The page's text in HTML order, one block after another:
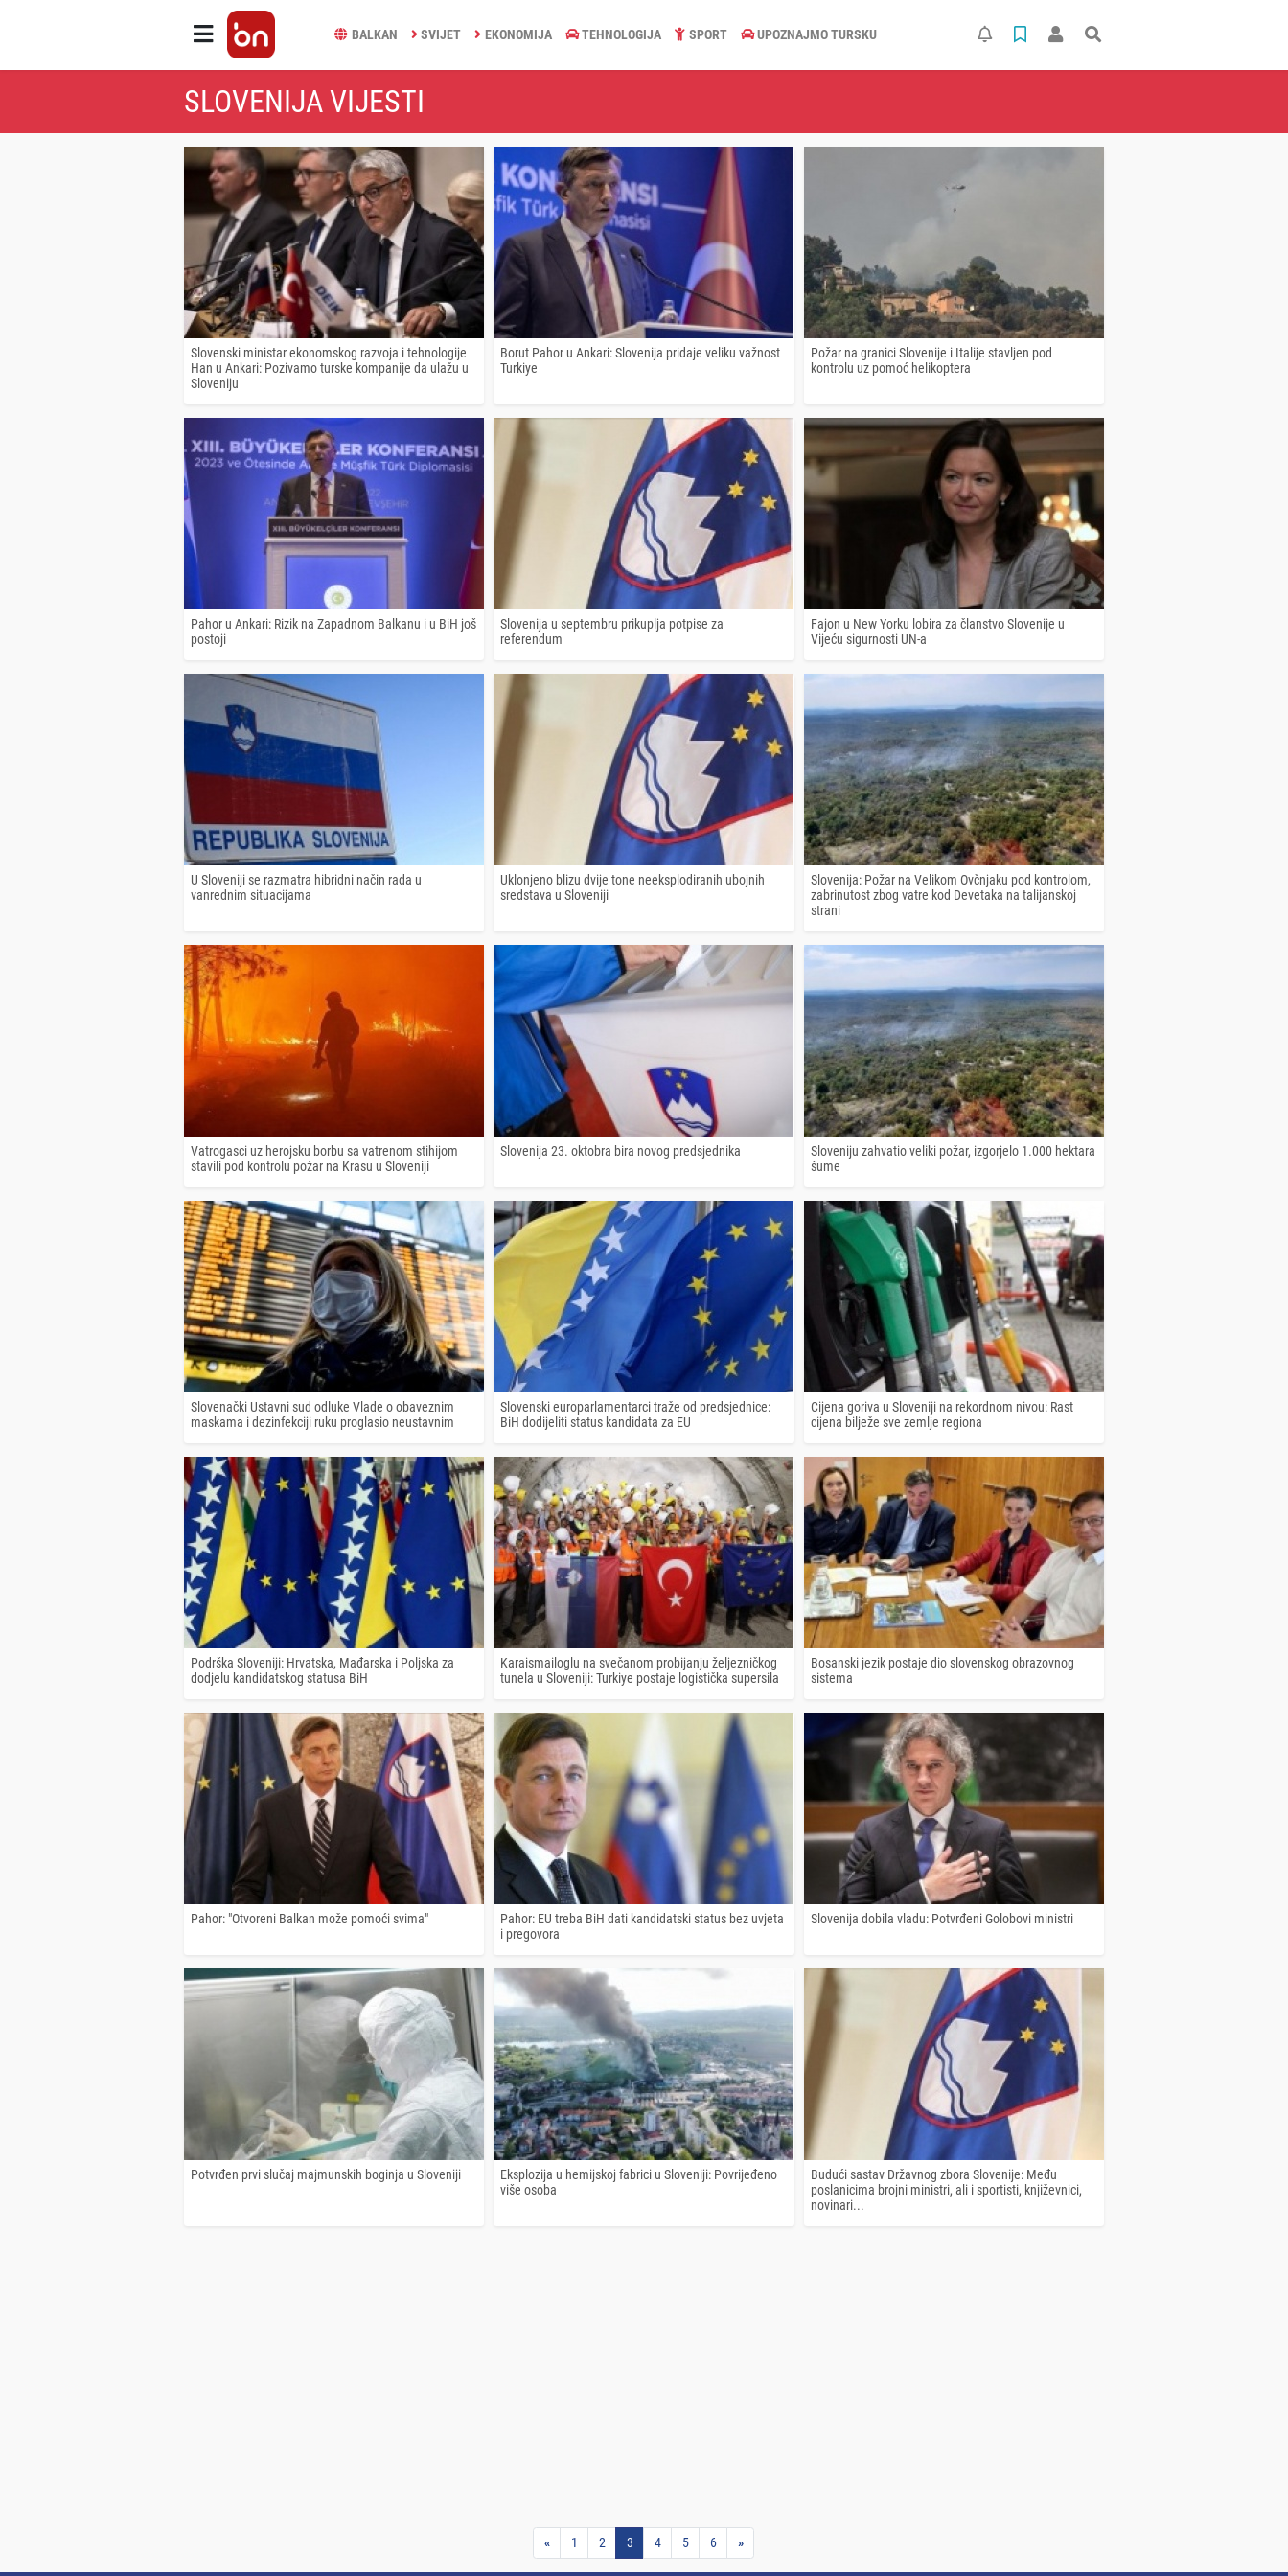
BALKAN SVIJET EKONOMIJA TEHNOLOGIJA SPORT UPOZNAJMO TURSKU
SLOVENIJA VIJESTI
Slovenski ministar ekonomskog razvoja i tehnologije
Han u Ankari: Pozivamo turske kompanije da ulažu u
Sloveniju
Borut Pahor u Ankari: Slovenija pridaje veliku važnost
Turkiye
Požar na granici Slovenije i Italije stavljen pod
kontrolu uz pomoć helikoptera
Pahor u Ankari: Rizik na Zapadnom Balkanu i u BiH još
postoji
Slovenija u septembru prikuplja potpise za
referendum
Fajon u New Yorku lobira za članstvo Slovenije u
Vijeću sigurnosti UN-a
U Sloveniji se razmatra hibridni način rada u
vanrednim situacijama
Uklonjeno blizu dvije tone neeksplodiranih ubojnih
sredstava u Sloveniji
Slovenija: Požar na Velikom Ovčnjaku pod kontrolom,
zabrinutost zbog vatre kod Devetaka na talijanskoj
strani
Vatrogasci uz herojsku borbu sa vatrenom stihijom
stavili pod kontrolu požar na Krasu u Sloveniji
Slovenija 23. oktobra bira novog predsjednika
Sloveniju zahvatio veliki požar, izgorjelo 1.000 hektara
šume
Slovenački Ustavni sud odluke Vlade o obaveznim
maskama i dezinfekciji ruku proglasio neustavnim
Slovenski europarlamentarci traže od predsjednice:
BiH dodijeliti status kandidata za EU
Cijena goriva u Sloveniji na rekordnom nivou: Rast
cijena bilježe sve zemlje regiona
Podrška Sloveniji: Hrvatska, Mađarska i Poljska za
dodjelu kandidatskog statusa BiH
Karaismailoglu na svečanom probijanju željezničkog
tunela u Sloveniji: Turkiye postaje logistička supersila
Bosanski jezik postaje dio slovenskog obrazovnog
sistema
Pahor: "Otvoreni Balkan može pomoći svima"
Pahor: EU treba BiH dati kandidatski status bez uvjeta
i pregovora
Slovenija dobila vladu: Potvrđeni Golobovi ministri
Potvrđen prvi slučaj majmunskih boginja u Sloveniji
Eksplozija u hemijskoj fabrici u Sloveniji: Povrijeđeno
više osoba
Budući sastav Državnog zbora Slovenije: Među
poslanicima brojni ministri, ali i sportisti, književnici,
novinari...
« 1 2 3 4 5 6 »